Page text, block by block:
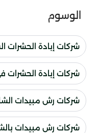
الوسوم
شركات إبادة الحشرات
شركات إبادة الحشرات
شركات رش مبيدات
شركات رش مبيدات